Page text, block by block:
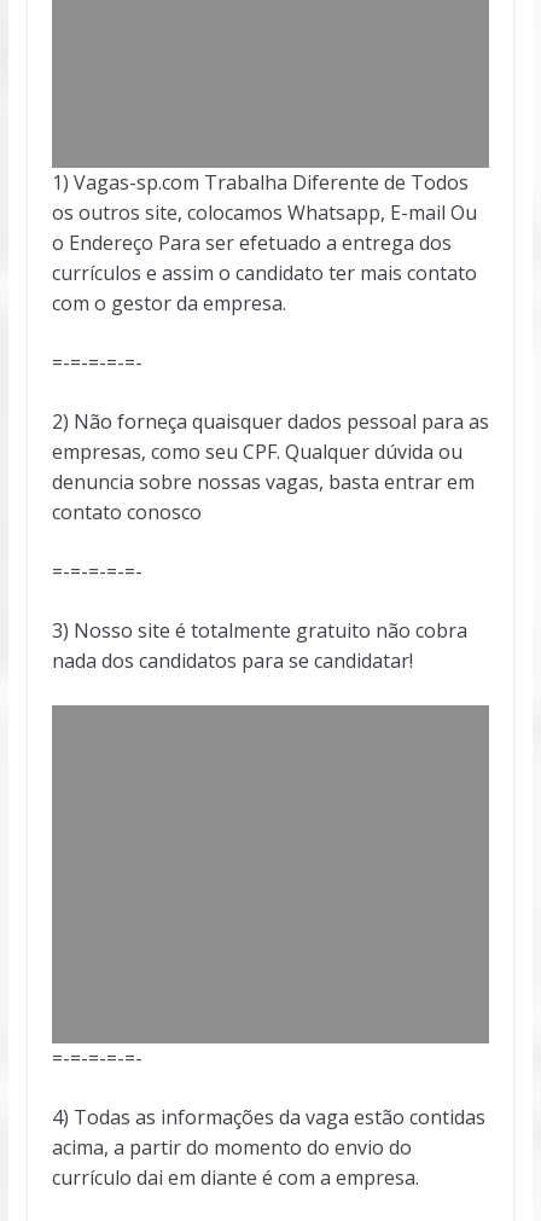
1) Vagas-sp.com Trabalha Diferente de Todos
os outros site, colocamos Whatsapp, E-mail Ou
o Endereço Para ser efetuado a entrega dos
currículos e assim o candidato ter mais contato
com o gestor da empresa.
=-=-=-=-=-
2) Não forneça quaisquer dados pessoal para as
empresas, como seu CPF. Qualquer dúvida ou
denuncia sobre nossas vagas, basta entrar em
contato conosco
=-=-=-=-=-
3) Nosso site é totalmente gratuito não cobra
nada dos candidatos para se candidatar!
=-=-=-=-=-
4) Todas as informações da vaga estão contidas
acima, a partir do momento do envio do
currículo dai em diante é com a empresa.